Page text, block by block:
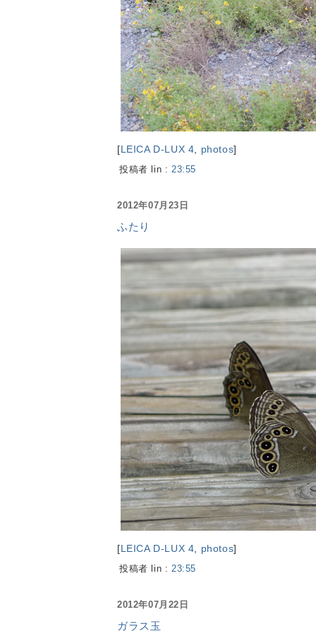
[LEICA D-LUX 4 photos]
投稿者 lin : 23:55
2012年07月23日
ふたり
[LEICA D-LUX 4 photos]
投稿者 lin : 23:55
2012年07月22日
ガラス玉